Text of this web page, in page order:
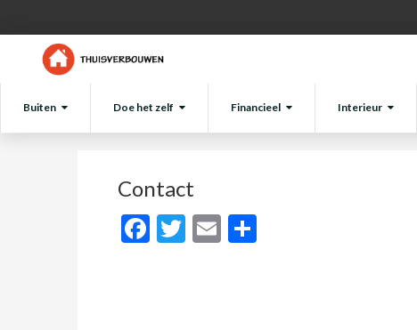
Buiten Doe het zelf Financieel Interieur
Contact
Facebook
Twitter
Email